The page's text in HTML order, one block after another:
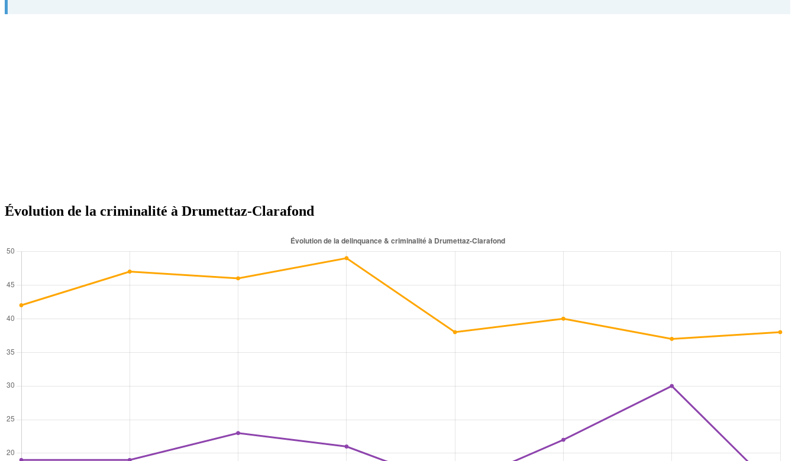
Évolution de la criminalité à Drumettaz-Clarafond